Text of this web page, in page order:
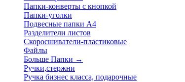
Папки-конверты с кнопкой
Папки-уголки
Подвесные папки А4
Разделители листов
Скоросшиватели-пластиковые
Файлы
Больше Папки →
Ручки,стержни
Ручка бизнес класса, подарочные